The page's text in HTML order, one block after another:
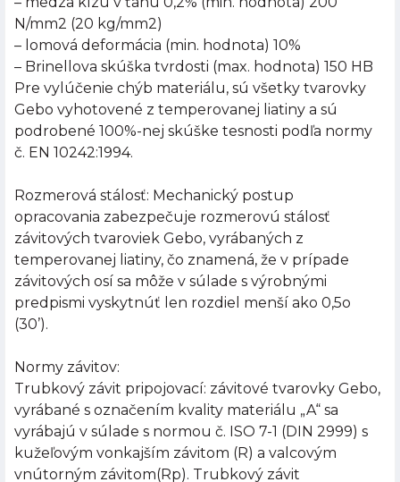
N/mm2 (20 kg/mm2)
– lomová deformácia (min. hodnota) 10%
– Brinellova skúška tvrdosti (max. hodnota) 150 HB
Pre vylúčenie chýb materiálu, sú všetky tvarovky
Gebo vyhotovené z temperovanej liatiny a sú
podrobené 100%-nej skúške tesnosti podľa normy
č. EN 10242:1994.
Rozmerová stálosť: Mechanický postup
opracovania zabezpečuje rozmerovú stálosť
závitových tvaroviek Gebo, vyrábaných z
temperovanej liatiny, čo znamená, že v prípade
závitových osí sa môže v súlade s výrobnými
predpismi vyskytnúť len rozdiel menší ako 0,5o
(30’).
Normy závitov:
Trubkový závit pripojovací: závitové tvarovky Gebo,
vyrábané s označením kvality materiálu „A“ sa
vyrábajú v súlade s normou č. ISO 7-1 (DIN 2999) s
kužeľovým vonkajším závitom (R) a valcovým
vnútorným závitom(Rp). Trubkový závit